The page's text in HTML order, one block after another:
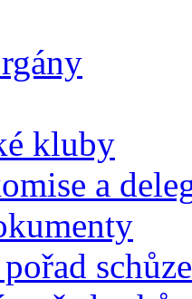
kluby
a
schůze